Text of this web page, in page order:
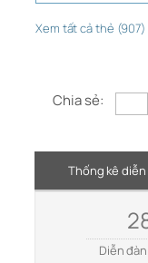
Xem tất cả thẻ (907)
Chia sẻ:
Thống kê diễn
Diễn đàn